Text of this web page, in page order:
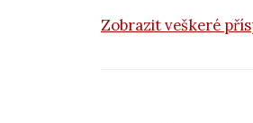
Zobrazit veškeré